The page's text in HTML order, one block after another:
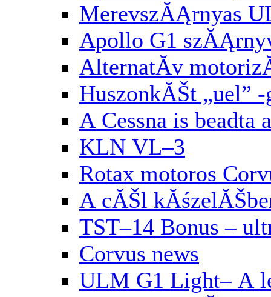
MerevszĂĄrnyas
Apollo G1
AlternatĂ­v
HuszonkĂŠt „uel”
A Cessna is beadta
KLN VL–3
Rotax motoros
A cĂŠl
TST–14 Bonus –
Corvus news
ULM G1 Light– A